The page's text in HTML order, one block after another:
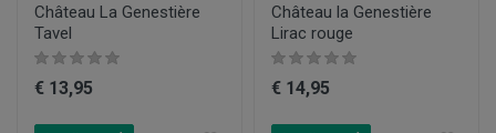
Château La Genestière
Tavel
€ 13,95
Château la Genestière
Lirac rouge
€ 14,95